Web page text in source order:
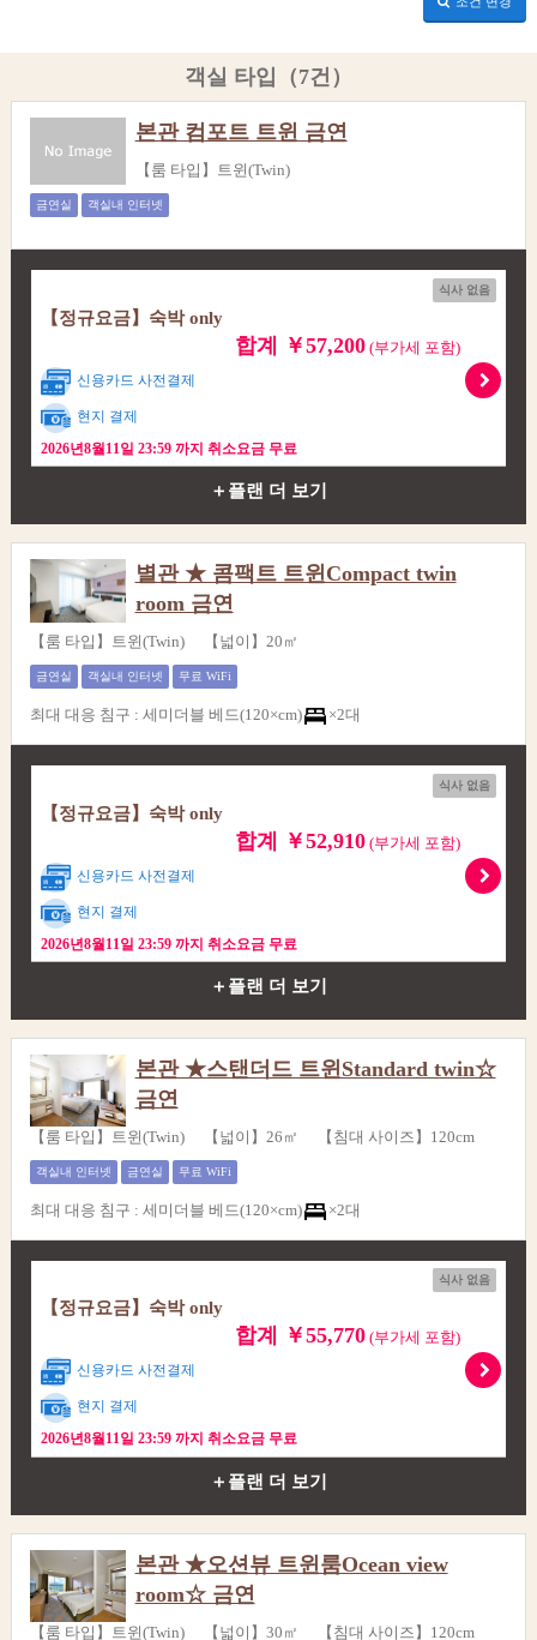
객실 타입（7건）
본관 컴포트 트윈 금연
【룸 타입】트윈(Twin)
금연실 객실내 인터넷
식사 없음
【정규요금】숙박 only
합계 ￥57,200(부가세 포함)
신용카드 사전결제
현지 결제
2026년8월11일 23:59 까지 취소요금 무료
＋플랜 더 보기
별관 ★ 콤팩트 트윈Compact twin
room 금연
【룸 타입】트윈(Twin) 【넓이】20㎡
금연실 객실내 인터넷 무료 WiFi
최대 대응 침구 : 세미더블 베드(120×cm) ×2대
식사 없음
【정규요금】숙박 only
합계 ￥52,910(부가세 포함)
신용카드 사전결제
현지 결제
2026년8월11일 23:59 까지 취소요금 무료
＋플랜 더 보기
본관 ★스탠더드 트윈Standard twin☆
금연
【룸 타입】트윈(Twin) 【넓이】26㎡ 【침대 사이즈】120cm
객실내 인터넷 금연실 무료 WiFi
최대 대응 침구 : 세미더블 베드(120×cm) ×2대
식사 없음
【정규요금】숙박 only
합계 ￥55,770(부가세 포함)
신용카드 사전결제
현지 결제
2026년8월11일 23:59 까지 취소요금 무료
＋플랜 더 보기
본관 ★오션뷰 트윈룸Ocean view
room☆ 금연
【룸 타입】트윈(Twin) 【넓이】30㎡ 【침대 사이즈】120cm